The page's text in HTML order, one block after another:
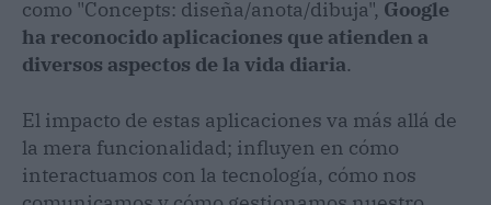
como "Concepts: diseña/anota/dibuja", Google
ha reconocido aplicaciones que atienden a
diversos aspectos de la vida diaria​​.
El impacto de estas aplicaciones va más allá de
la mera funcionalidad; influyen en cómo
interactuamos con la tecnología, cómo nos